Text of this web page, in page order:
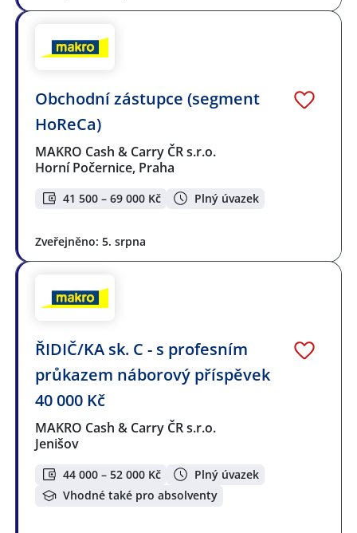
Obchodní zástupce (segment
HoReCa)
MAKRO Cash & Carry ČR s.r.o.
Horní Počernice, Praha
41 500 – 69 000 Kč Plný úvazek
Zveřejněno: 5. srpna
ŘIDIČ/KA sk. C - s profesním
průkazem náborový příspěvek
40 000 Kč
MAKRO Cash & Carry ČR s.r.o.
Jenišov
44 000 – 52 000 Kč
Plný úvazek
Vhodné také pro absolventy